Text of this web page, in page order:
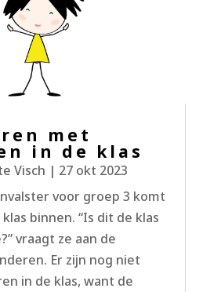
met
in de klas
Visch | 27 okt 2023
voor groep 3 komt
binnen. “Is dit de klas
vraagt ze aan de
Er zijn nog niet
in de klas, want de